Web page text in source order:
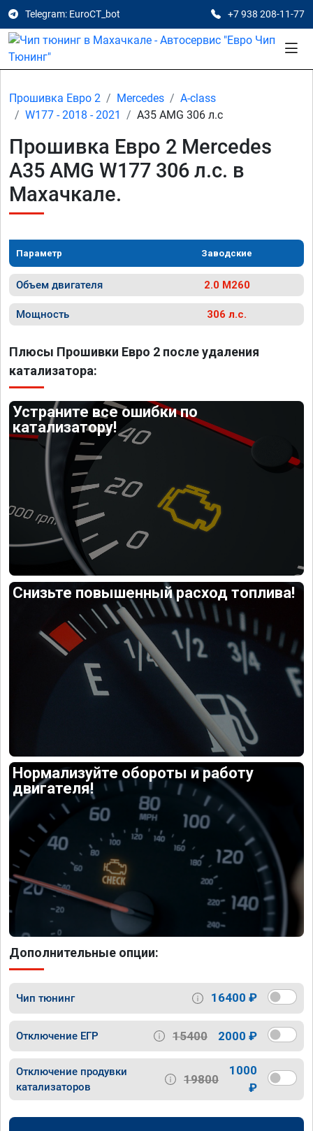
Telegram: EuroCT_bot +7 938 208-11-77
Прошивка Евро 2 Mercedes
A-class
W177 - 2018 - 2021
A35 AMG 306 л.с
Прошивка Евро 2 Mercedes
A35 AMG W177 306 л.с. в
Махачкале.
Параметр Заводские
Объем двигателя 2.0 M260
Мощность 306 л.с.
Плюсы Прошивки Евро 2 после удаления
катализатора:
Устраните все ошибки по
катализатору!
Снизьте повышенный расход топлива!
Нормализуйте обороты и работу
двигателя!
Дополнительные опции:
Чип тюнинг 16400 ₽
Отключение ЕГР 15400 2000 ₽
Отключение продувки
катализаторов
19800
1000
₽